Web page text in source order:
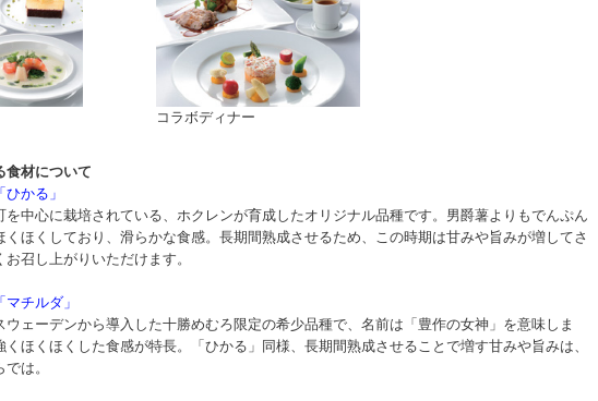
コラボディナー
食材について
かる」
を中心に栽培されている、ホクレンが育成したオリジナル品種です。男爵薯よりもでんぷん
くほくしており、滑らかな食感。長期間熟成させるため、この時期は甘みや旨みが増してさ
お召し上がりいただけます。
マチルダ」
ウェーデンから導入した十勝めむろ限定の希少品種で、名前は「豊作の女神」を意味しま
くほくほくした食感が特長。「ひかる」同様、長期間熟成させることで増す甘みや旨みは、
は。